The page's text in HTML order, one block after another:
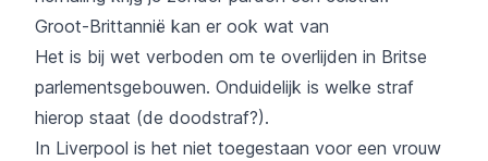
Groot-Brittannië kan er ook wat van
Het is bij wet verboden om te overlijden in Britse
parlementsgebouwen. Onduidelijk is welke straf
hierop staat (de doodstraf?).
In Liverpool is het niet toegestaan voor een vrouw